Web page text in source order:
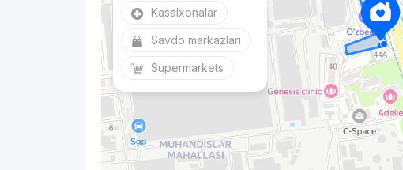
Kasalxonalar
Savdo markazlari
Supermarkets